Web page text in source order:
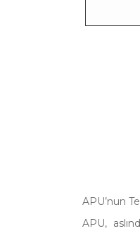
APU’nun
APU,